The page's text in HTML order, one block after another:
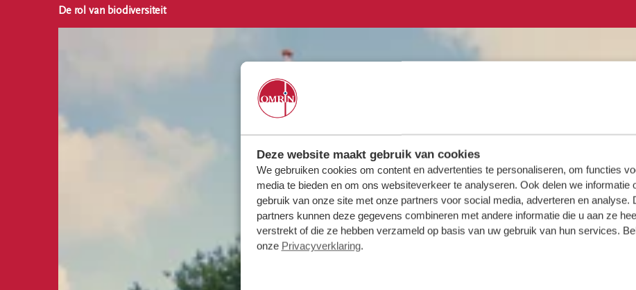
Deze website maakt gebruik van cookies
We gebruiken cookies om content en advertenties te personaliseren, om functies
media te bieden en om ons websiteverkeer te analyseren. Ook delen we informatie
gebruik van onze site met onze partners voor social media, adverteren en analyse.
partners kunnen deze gegevens combineren met andere informatie die u aan ze
verstrekt of die ze hebben verzameld op basis van uw gebruik van hun services.
onze Privacyverklaring.
De rol van biodiversiteit